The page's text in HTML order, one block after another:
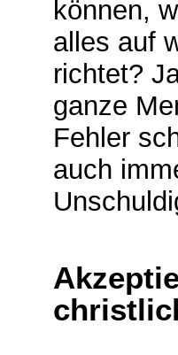
können,
alles auf
richtet?
ganze
Fehler
auch